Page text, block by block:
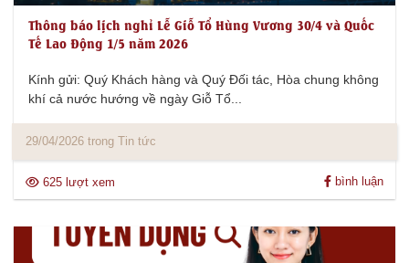
Thông báo lịch nghỉ Lễ Giỗ Tổ Hùng Vương 30/4 và Quốc
Tế Lao Động 1/5 năm 2026
Kính gửi: Quý Khách hàng và Quý Đối tác, Hòa chung không
khí cả nước hướng về ngày Giỗ Tổ...
29/04/2026 trong Tin tức
625 lượt xem bình luận